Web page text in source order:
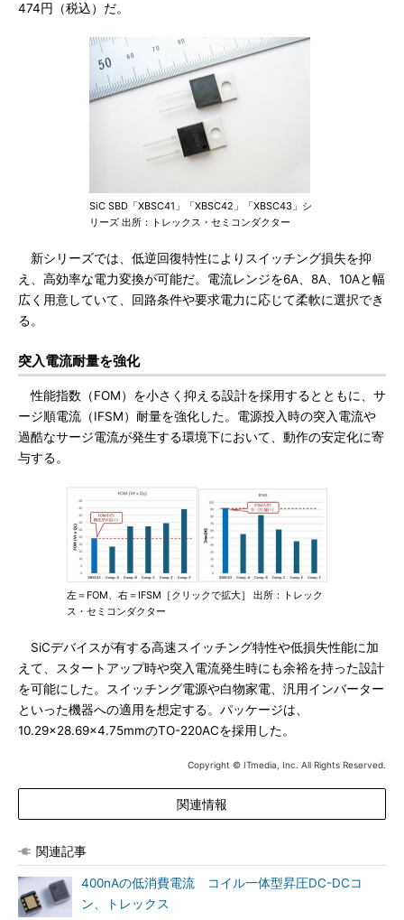
474円（税込）だ。
SiC SBD「XBSC41」「XBSC42」「XBSC43」シ
リーズ 出所：トレックス・セミコンダクター
新シリーズでは、低逆回復特性によりスイッチング損失を抑
え、高効率な電力変換が可能だ。電流レンジを6A、8A、10Aと幅
広く用意していて、回路条件や要求電力に応じて柔軟に選択でき
る。
突入電流耐量を強化
性能指数（FOM）を小さく抑える設計を採用するとともに、サ
ージ順電流（IFSM）耐量を強化した。電源投入時の突入電流や
過酷なサージ電流が発生する環境下において、動作の安定化に寄
与する。
左＝FOM、右＝IFSM［クリックで拡大］ 出所：トレック
ス・セミコンダクター
SiCデバイスが有する高速スイッチング特性や低損失性能に加
えて、スタートアップ時や突入電流発生時にも余裕を持った設計
を可能にした。スイッチング電源や白物家電、汎用インバーター
といった機器への適用を想定する。パッケージは、
10.29×28.69×4.75mmのTO-220ACを採用した。
Copyright © ITmedia, Inc. All Rights Reserved.
関連情報
関連記事
400nAの低消費電流 コイル一体型昇圧DC-DCコ
ン、トレックス